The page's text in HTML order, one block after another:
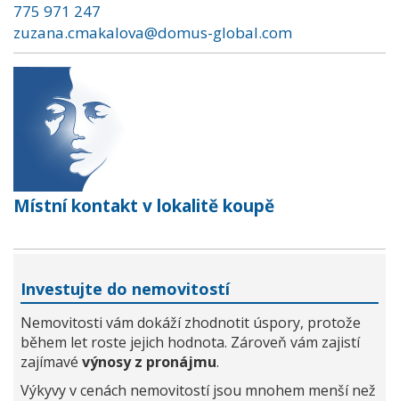
775 971 247
zuzana.cmakalova@domus-global.com
Místní kontakt v lokalitě koupě
Investujte do nemovitostí
Nemovitosti vám dokáží zhodnotit úspory, protože
během let roste jejich hodnota. Zároveň vám zajistí
zajímavé výnosy z pronájmu.
Výkyvy v cenách nemovitostí jsou mnohem menší než